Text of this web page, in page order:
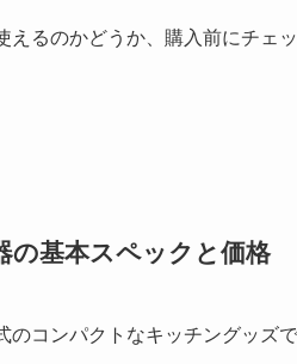
るのかどうか、購入前にチェ
基本スペックと価格
コンパクトなキッチングッズ